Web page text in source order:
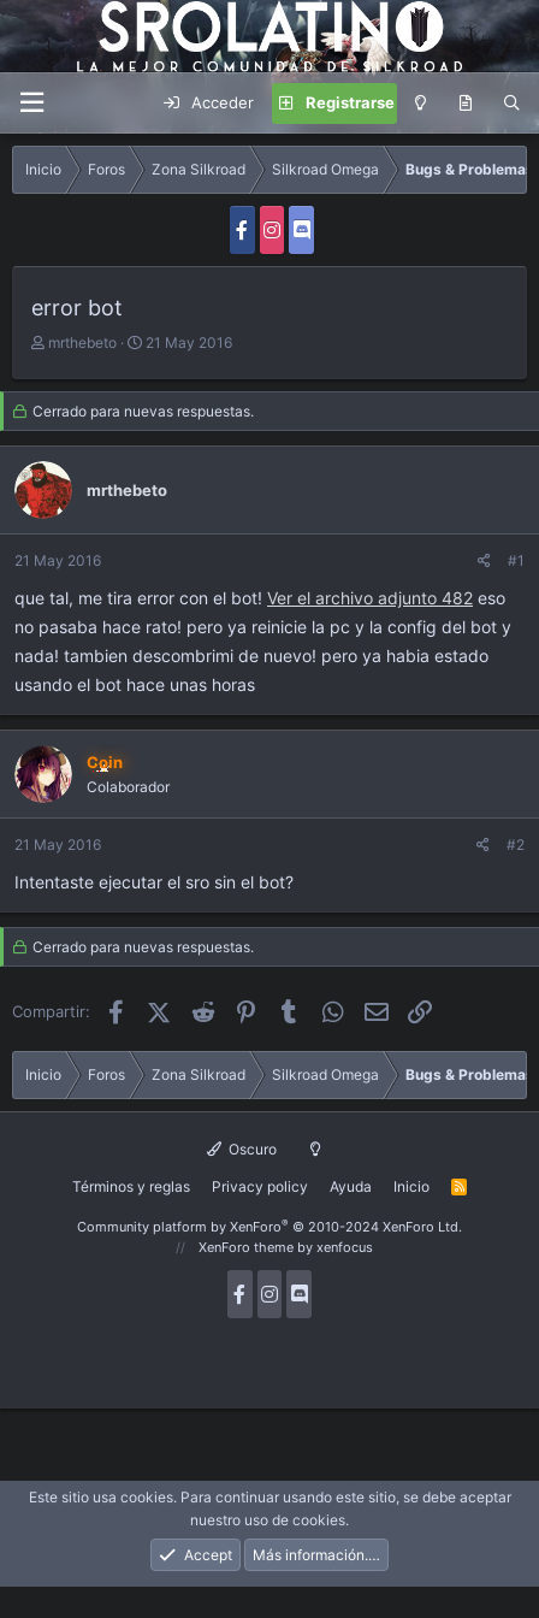
Acceder Registrarse
Inicio Foros Zona Silkroad Silkroad Omega Bugs & Problemas
error bot
A
t
o
r
mrthebeto
F
c
h
a
i
i
21 May 2016
Cerrado para nuevas respuestas.
mrthebeto
21 May 2016 #1
que tal, me tira error con el bot! Ver el archivo adjunto 482 eso
no pasaba hace rato! pero ya reinicie la pc y la config del bot y
nada! tambien descombrimi de nuevo! pero ya habia estado
usando el bot hace unas horas
Coin
Colaborador
21 May 2016 #2
Intentaste ejecutar el sro sin el bot?
Cerrado para nuevas respuestas.
Compartir: FacebookX (Twitter)
Reddit PinterestTumblr WhatsApp
Email
Inicio Foros Zona Silkroad Silkroad Omega Bugs & Problemas
Oscuro
Términos y reglas Privacy policy Ayuda Inicio
R
Community platform by XenForo® © 2010-2024 XenForo Ltd.
XenForo theme by xenfocus
Novedades Acceder Registrarse
Este sitio usa cookies. Para continuar usando este sitio, se debe aceptar
nuestro uso de cookies.
Accept
Más información.…